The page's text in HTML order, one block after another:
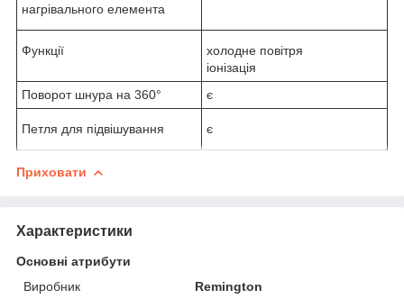
нагрівального елемента
Функції
холодне повітря
іонізація
Поворот шнура на 360°
є
Петля для підвішування є
Приховати
Характеристики
Основні атрибути
Виробник
Remington